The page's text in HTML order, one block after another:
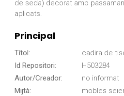
de seda) decorat amb
aplicats.
Principal
Títol:
cadira de
Id Repositori:
H503284
Autor/Creador:
no informat
Mijtà:
mobles